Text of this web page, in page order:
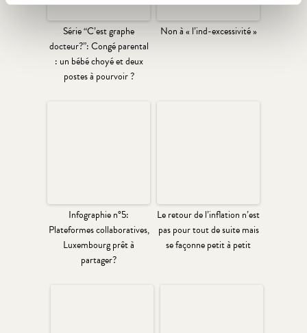
Série “C’est graphe
docteur?”: Congé parental
: un bébé choyé et deux
postes à pourvoir ?
Non à « l’ind-excessivité »
Infographie n°5:
Plateformes collaboratives,
Luxembourg prêt à
partager?
Le retour de l’inflation n’est
pas pour tout de suite mais
se façonne petit à petit